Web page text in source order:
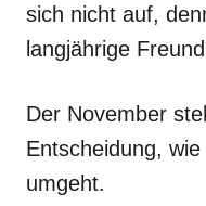
sich nicht auf,
langjährige
Der November
Entscheidung,
umgeht.